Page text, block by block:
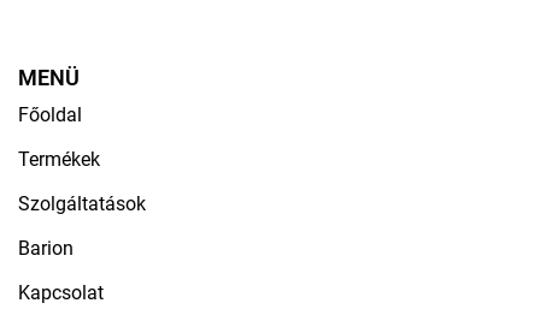
MENÜ
Főoldal
Termékek
Szolgáltatások
Barion
Kapcsolat